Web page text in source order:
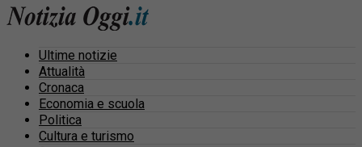
Ultime notizie
Attualità
Cronaca
Economia e scuola
Politica
Cultura e turismo